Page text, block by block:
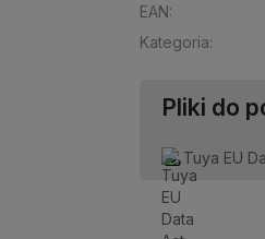
EAN:
Kategoria:
Pliki do
Tuya EU